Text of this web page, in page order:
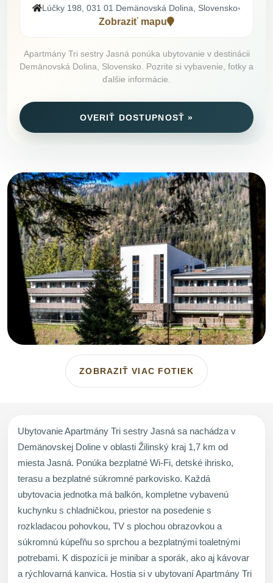
Lúčky 198, 031 01 Demänovská Dolina, Slovensko•
Zobraziť mapu
Apartmány Tri sestry Jasná ponúka ubytovanie v destinácii
Demänovská Dolina, Slovensko. Pozrite si vybavenie, fotky a
ďalšie informácie.
OVERIŤ DOSTUPNOSŤ »
ZOBRAZIŤ VIAC FOTIEK
Ubytovanie Apartmány Tri sestry Jasná sa nachádza v
Demänovskej Doline v oblasti Žilinský kraj 1,7 km od
miesta Jasná. Ponúka bezplatné Wi-Fi, detské ihrisko,
terasu a bezplatné súkromné parkovisko. Každá
ubytovacia jednotka má balkón, kompletne vybavenú
kuchynku s chladničkou, priestor na posedenie s
rozkladacou pohovkou, TV s plochou obrazovkou a
súkromnú kúpeľňu so sprchou a bezplatnými toaletnými
potrebami. K dispozícii je minibar a sporák, ako aj kávovar
a rýchlovarná kanvica. Hostia si v ubytovaní Apartmány Tri